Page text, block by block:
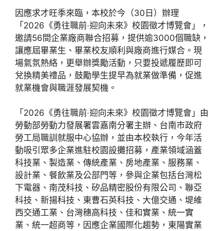
因應求才旺季來臨，本校於今（30日）辦理
「2026《勇往職前‧迎向未來》校園徵才博覽會」，
邀請56間企業廠商聯合招募，提供逾3000個職缺，
讓應屆畢業生、畢業校友順利與廠商進行媒合。現
場氣氛熱絡，更舉辦獎勵活動，只要投遞履歷即可
兌換精美禮品，鼓勵學生提早為就業做準備，促進
就業機會與職涯發展契機。
「2026《勇往職前‧迎向未來》校園徵才博覽會」由
勞動部勞動力發展署雲嘉南分署主辦、台南市政府
勞工局職訓就服中心協辦，並由本校執行，今年活
動吸引眾多企業進駐校園設攤招募，產業領域涵蓋
科技業、製造業、傳統產業、房地產業、服務業、
設計業、餐飲業及公部門等，參與企業包括台灣松
下電器、南茂科技、矽品精密股份有限公司、聯亞
科技、新揚科技、東曹石英科技、大億交通、堤維
西交通工業、台灣穗高科技、佳和實業、統一實
業、統一超商等，因應企業國際化趨勢，東陽實業